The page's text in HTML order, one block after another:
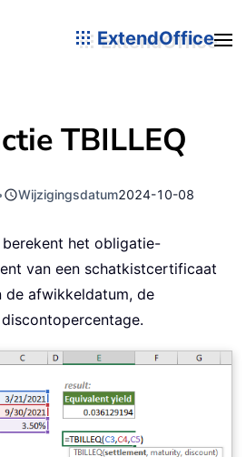
ExtendOffice
TBILLEQ
Wijzigingsdatum2024-10-08
berekent het obligatie-
van een schatkistcertificaat
de afwikkeldatum, de